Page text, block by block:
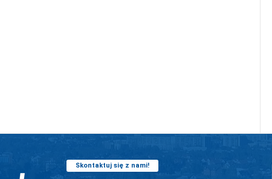
Skontaktuj się z nami!